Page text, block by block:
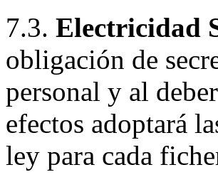
7.3. Electricidad
obligación de
personal y al
efectos adoptará
ley para cada